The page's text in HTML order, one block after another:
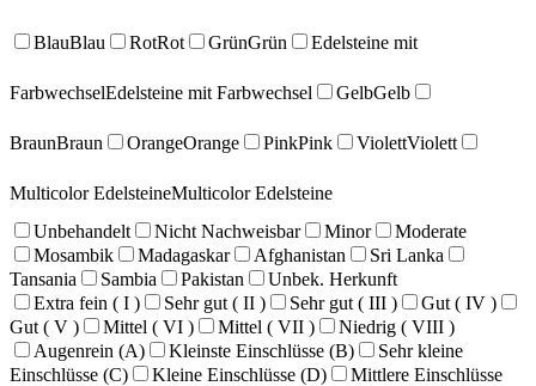
BlauBlau RotRot GrünGrün Edelsteine mit
FarbwechselEdelsteine mit Farbwechsel GelbGelb
BraunBraun OrangeOrange PinkPink ViolettViolett
Multicolor EdelsteineMulticolor Edelsteine
Unbehandelt
Nicht Nachweisbar Minor
Moderate
Mosambik
Madagaskar Afghanistan
Sri Lanka
Tansania
Sambia Pakistan
Unbek. Herkunft
Extra fein ( I )
Sehr gut ( II ) Sehr gut ( III )
Gut ( IV )
Gut ( V )
Mittel ( VI ) Mittel ( VII )
Niedrig ( VIII )
Augenrein (A)
Kleinste Einschlüsse (B)
Sehr kleine
Einschlüsse (C)
Kleine Einschlüsse (D)
Mittlere Einschlüsse